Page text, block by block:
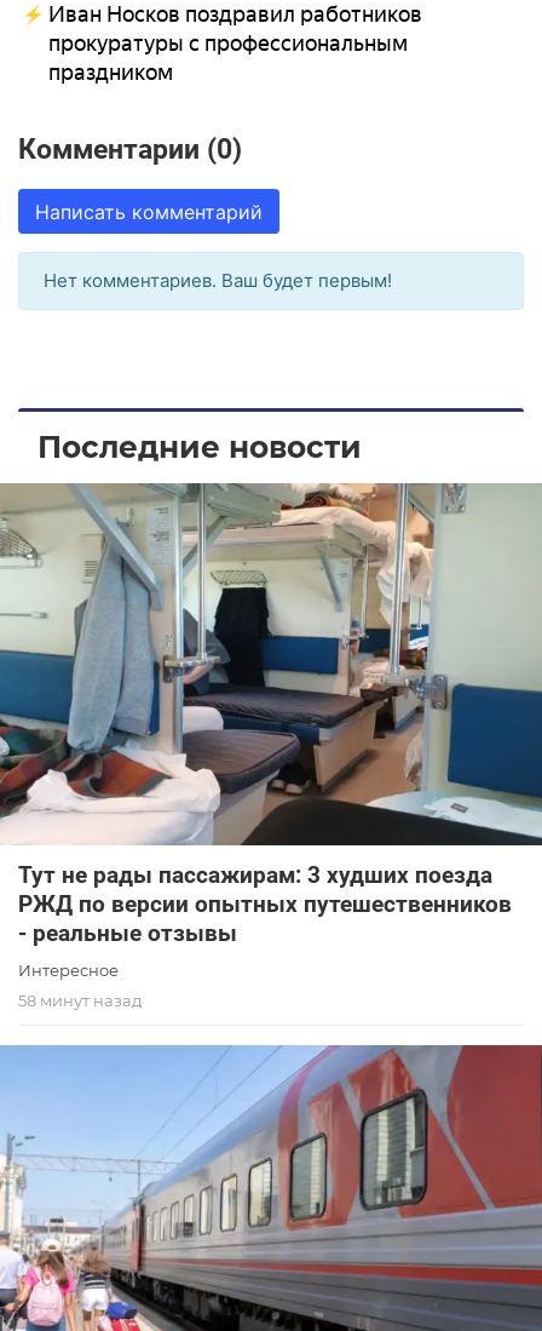
Иван Носков поздравил работников
прокуратуры с профессиональным
праздником
Комментарии (0)
Написать комментарий
Нет комментариев. Ваш будет первым!
Последние новости
Тут не рады пассажирам: 3 худших поезда
РЖД по версии опытных путешественников
- реальные отзывы
Интересное
58 минут назад